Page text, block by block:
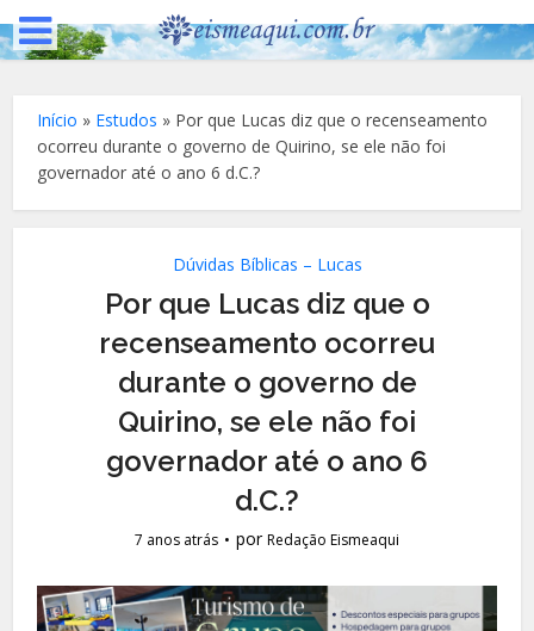
Início » Estudos » Por que Lucas diz que o recenseamento
ocorreu durante o governo de Quirino, se ele não foi
governador até o ano 6 d.C.?
Dúvidas Bíblicas – Lucas
Por que Lucas diz que o
recenseamento ocorreu
durante o governo de
Quirino, se ele não foi
governador até o ano 6
d.C.?
7 anos atrás porRedação Eismeaqui